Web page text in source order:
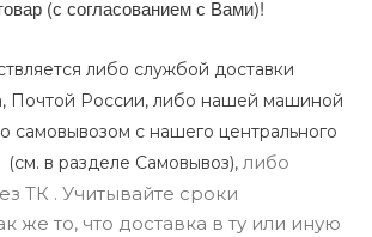
(с согласованием с Вами)!
либо службой доставки
Почтой России, либо нашей машиной
самовывозом с нашего центрального
(см. в разделе Самовывоз), либо
ТК . Учитывайте сроки
же то, что доставка в ту или иную